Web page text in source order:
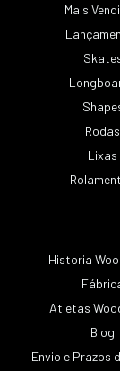
Mais
Rodas
Lixas
Historia
Atletas
Blog
Envio e Prazos